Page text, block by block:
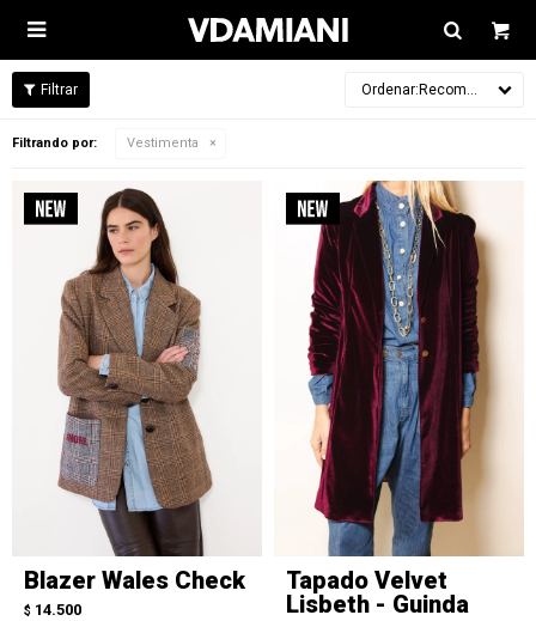

Recomendados
Filtrando por: Vestimenta
Blazer Wales Check
$ 14.500
Tapado Velvet
Lisbeth - Guinda